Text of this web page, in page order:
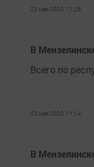
22 мая 2020, 11:26
В
Всего по
22 мая 2020, 11:14
В